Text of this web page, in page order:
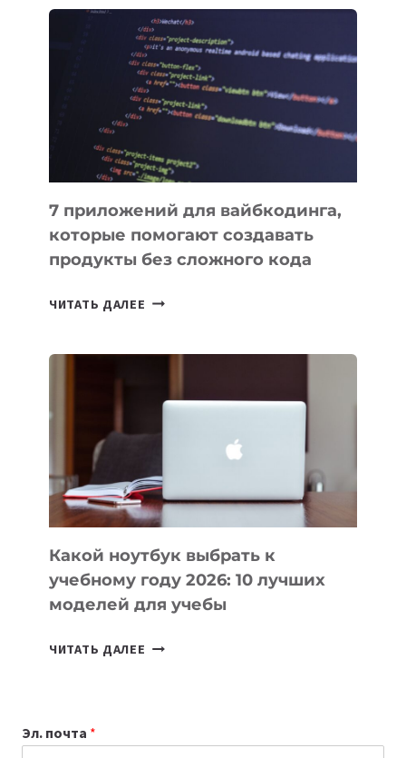
ПОЛЕЗНЫХ
ИНСТРУМЕНТОВ
ДЛЯ
РАБОТЫ
7 приложений для вайбкодинга,
которые помогают создавать
продукты без сложного кода
ЧИТАТЬ ДАЛЕЕ 7
ПОМОГАЮТ
СОЗДАВАТЬ
БЕЗ
СЛОЖНОГО
КОДА
Какой ноутбук выбрать к
учебному году 2026: 10 лучших
моделей для учебы
ЧИТАТЬ ДАЛЕЕ КАКОЙ
Эл. почта *